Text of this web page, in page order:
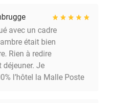
avec un cadre
était bien
Rien à redire
déjeuner. Je
l’hôtel la Malle Poste